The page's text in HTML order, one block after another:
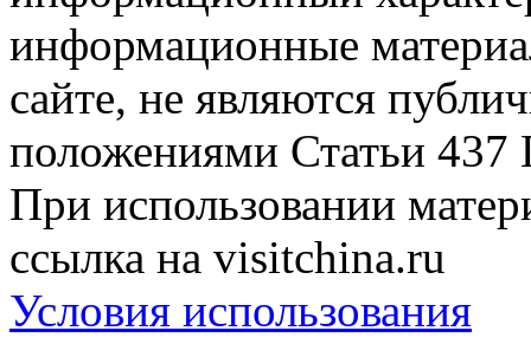
информационные
сайте, не являются
положениями Статьи 437
При использовании
ссылка на visitchina.ru
Условия использования